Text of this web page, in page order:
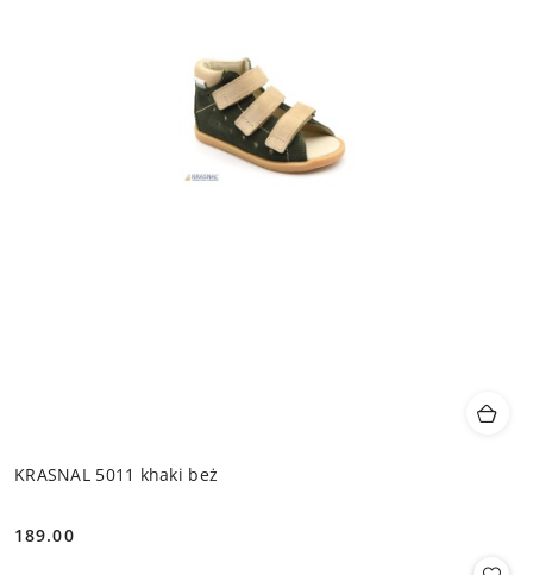
KRASNAL 5011 khaki beż
Cena:
189.00